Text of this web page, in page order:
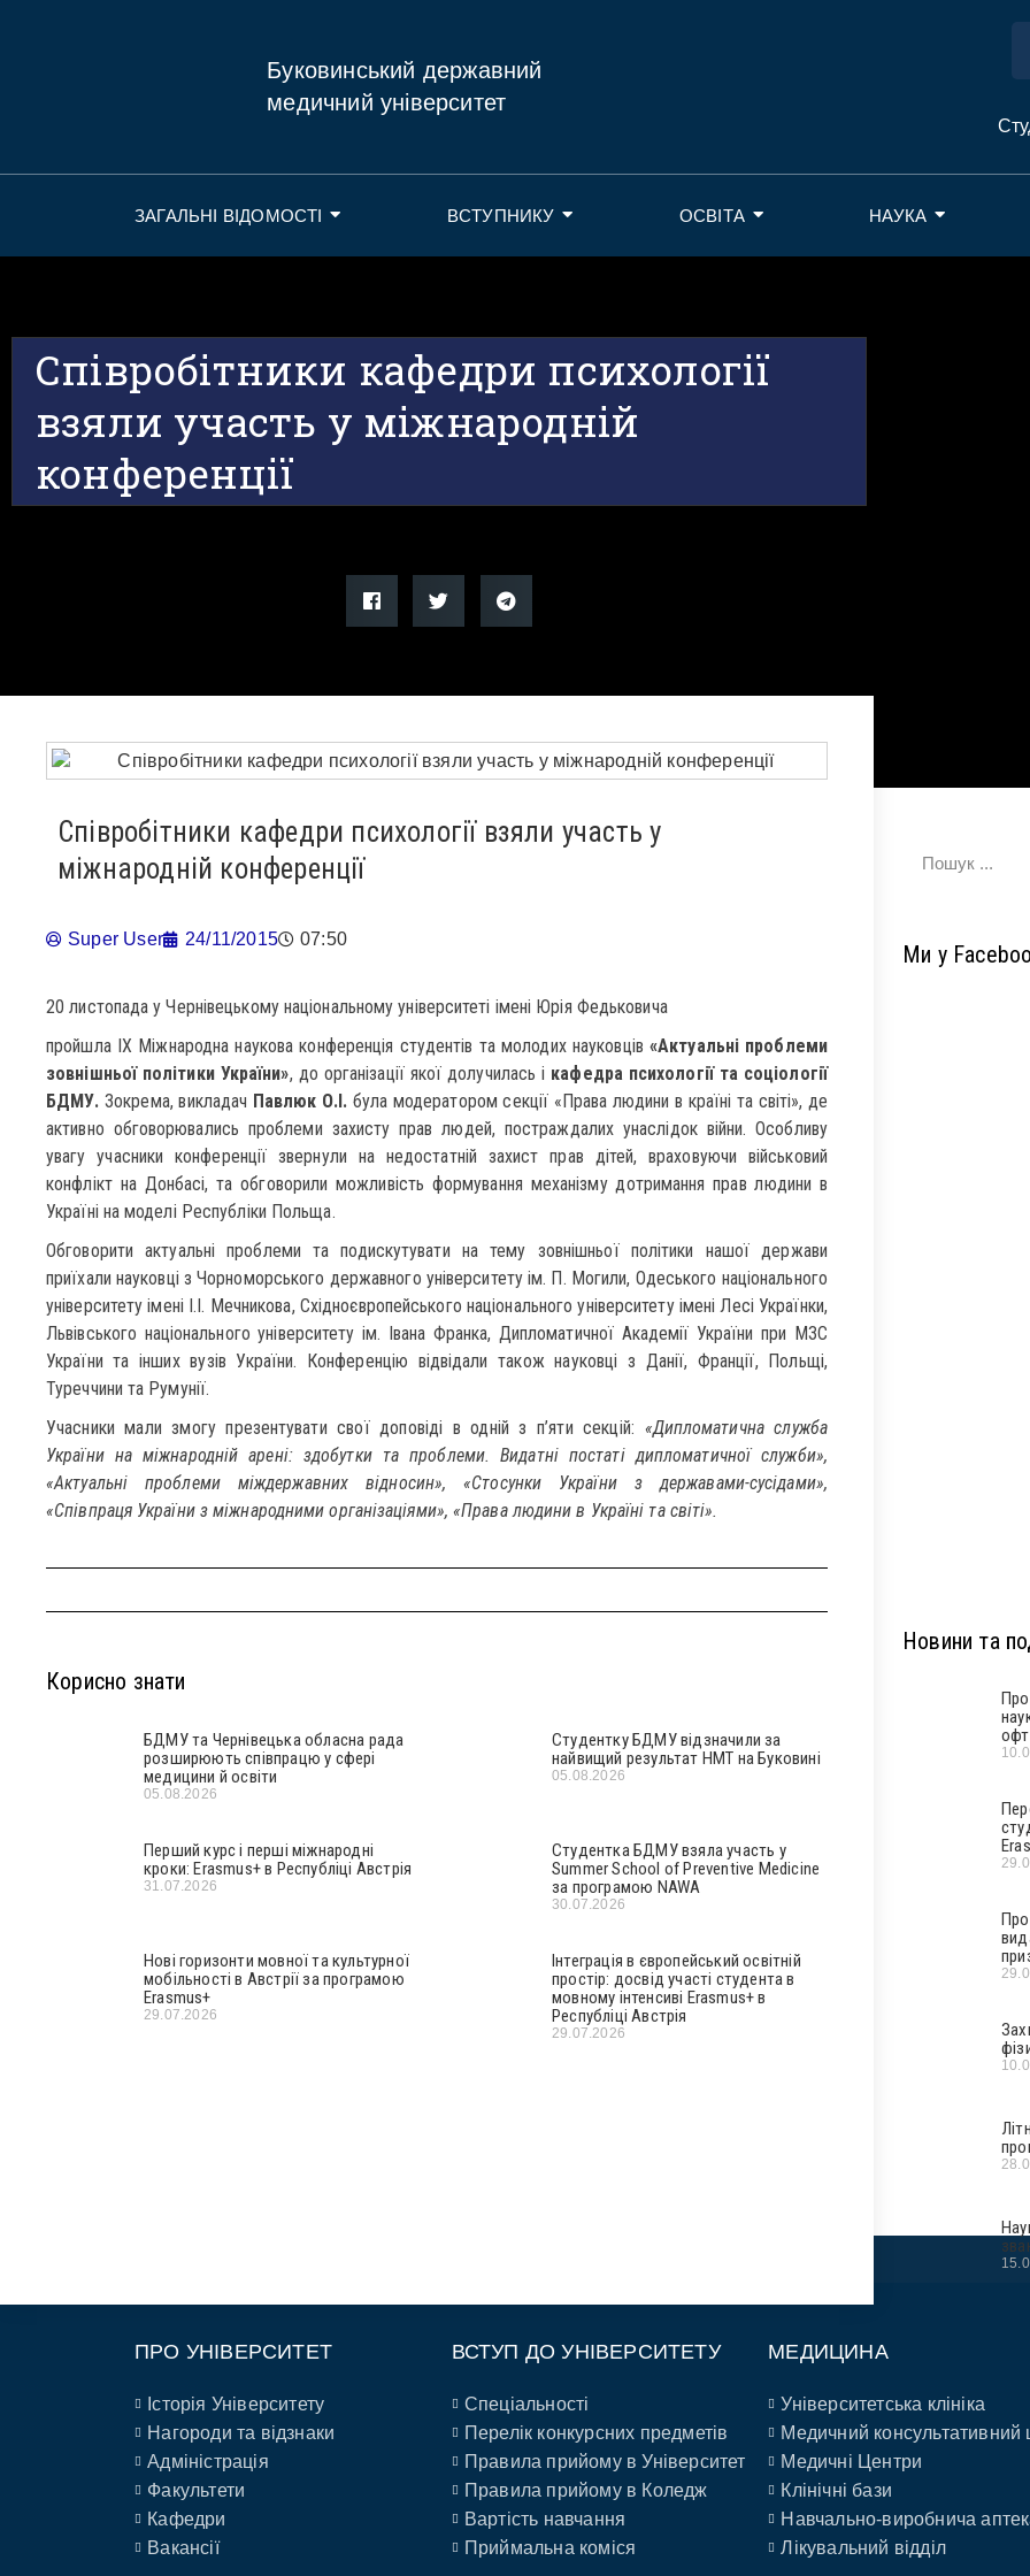
Буковинський державний
медичний університет
ЗАГАЛЬНІ ВІДОМОСТІ ВСТУПНИКУ ОСВІТА НАУКА
Співробітники кафедри психології
взяли участь у міжнародній
конференції
Співробітники кафедри психології взяли участь у
міжнародній конференції
Super User 24/11/2015 07:50
20 листопада у Чернівецькому національному університеті імені Юрія Федьковича
пройшла IХ Міжнародна наукова конференція студентів та молодих науковців «Актуальні проблеми
зовнішньої політики України», до організації якої долучилась і кафедра психології та соціології
БДМУ. Зокрема, викладач Павлюк О.І. була модератором секції «Права людини в країні та світі», де
активно обговорювались проблеми захисту прав людей, постраждалих унаслідок війни. Особливу
увагу учасники конференції звернули на недостатній захист прав дітей, враховуючи військовий
конфлікт на Донбасі, та обговорили можливість формування механізму дотримання прав людини в
Україні на моделі Республіки Польща.
Обговорити актуальні проблеми та подискутувати на тему зовнішньої політики нашої держави
приїхали науковці з Чорноморського державного університету ім. П. Могили, Одеського національного
університету імені І.І. Мечникова, Східноєвропейського національного університету імені Лесі Українки,
Львівського національного університету ім. Івана Франка, Дипломатичної Академії України при МЗС
України та інших вузів України. Конференцію відвідали також науковці з Данії, Франції, Польщі,
Туреччини та Румунії.
Учасники мали змогу презентувати свої доповіді в одній з п’яти секцій: «Дипломатична служба
України на міжнародній арені: здобутки та проблеми. Видатні постаті дипломатичної служби»,
«Актуальні проблеми міждержавних відносин», «Стосунки України з державами-сусідами»,
«Співпраця України з міжнародними організаціями», «Права людини в Україні та світі».
Корисно знати
БДМУ та Чернівецька обласна рада
розширюють співпрацю у сфері
медицини й освіти
05.08.2026
Студентку БДМУ відзначили за
найвищий результат НМТ на Буковині
05.08.2026
Перший курс і перші міжнародні
кроки: Erasmus+ в Республіці Австрія
31.07.2026
Студентка БДМУ взяла участь у
Summer School of Preventive Medicine
за програмою NAWA
30.07.2026
Нові горизонти мовної та культурної
мобільності в Австрії за програмою
Erasmus+
29.07.2026
Інтеграція в європейський освітній
простір: досвід участі студента в
мовному інтенсиві Erasmus+ в
Республіці Австрія
29.07.2026
Ми у
Новини та
ПРО УНІВЕРСИТЕТ
Історія Університету
Нагороди та відзнаки
Адміністрація
Факультети
Кафедри
Вакансії
ВСТУП ДО УНІВЕРСИТЕТУ
Спеціальності
Перелік конкурсних предметів
Правила прийому в Університет
Правила прийому в Коледж
Вартість навчання
Приймальна коміся
МЕДИЦИНА
Університетська клініка
Медичний консультативний
Медичні Центри
Клінічні бази
Навчально-виробнича
Лікувальний відділ